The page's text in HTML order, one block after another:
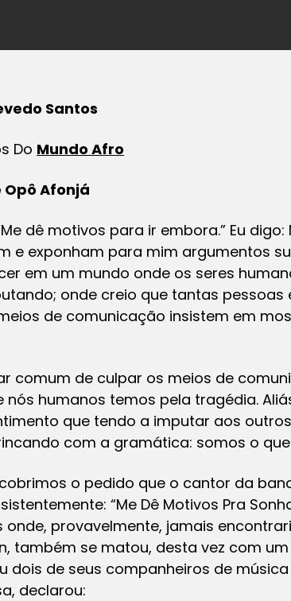
Santos
Do Mundo Afro
Opô Afonjá
dê motivos para ir embora.” Eu
e exponham para mim argumentos
em um mundo onde os seres
onde creio que tantas
de comunicação insistem em
comum de culpar os meios de
humanos temos pela tragédia.
que tendo a imputar aos
com a gramática: somos o
o pedido que o cantor da
“Me Dê Motivos Pra
onde, provavelmente, jamais
também se matou, desta vez com
dois de seus companheiros de
declarou: